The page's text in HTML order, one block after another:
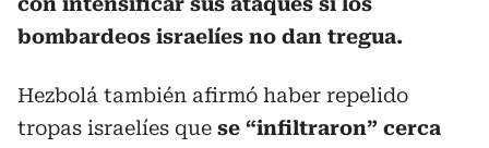
bombardeos israelíes no dan tregua.
Hezbolá también afirmó haber repelido
tropas israelíes que se “infiltraron” cerca